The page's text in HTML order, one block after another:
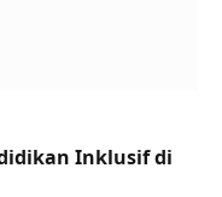
Inklusif di